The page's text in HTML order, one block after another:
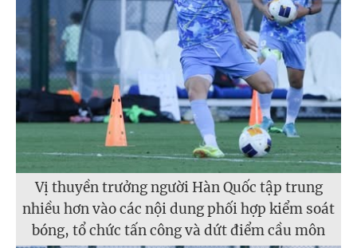
Vị thuyền trưởng người Hàn Quốc tập trung
nhiều hơn vào các nội dung phối hợp kiểm soát
bóng, tổ chức tấn công và dứt điểm cầu môn